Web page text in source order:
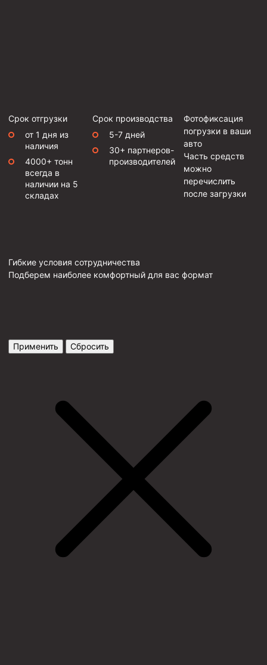
Срок отгрузки
от 1 дня из
наличия
4000+ тонн
всегда в
наличии на 5
складах
Срок производства
5-7 дней
30+ партнеров-
производителей
Фотофиксация
погрузки в ваши
авто
Часть средств
можно
перечислить
после загрузки
Гибкие условия сотрудничества
Подберем наиболее комфортный для вас формат
Применить Сбросить